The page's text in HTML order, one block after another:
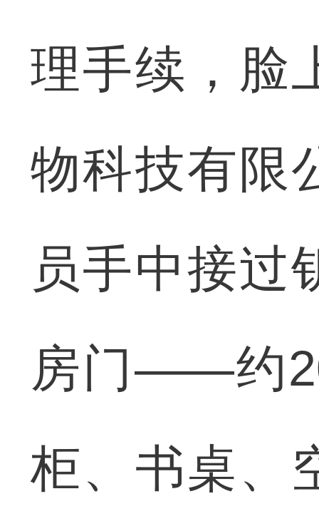
理手续，脸
物科技有限
员手中接过
房门——约
柜、书桌、